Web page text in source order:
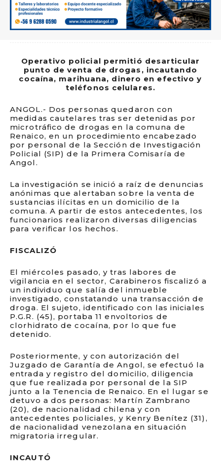
Operativo policial permitió desarticular
punto de venta de drogas, incautando
cocaína, marihuana, dinero en efectivo y
teléfonos celulares.
ANGOL.- Dos personas quedaron con
medidas cautelares tras ser detenidas por
microtráfico de drogas en la comuna de
Renaico, en un procedimiento encabezado
por personal de la Sección de Investigación
Policial (SIP) de la Primera Comisaría de
Angol.
La investigación se inició a raíz de denuncias
anónimas que alertaban sobre la venta de
sustancias ilícitas en un domicilio de la
comuna. A partir de estos antecedentes, los
funcionarios realizaron diversas diligencias
para verificar los hechos.
FISCALIZÓ
El miércoles pasado, y tras labores de
vigilancia en el sector, Carabineros fiscalizó a
un individuo que salía del inmueble
investigado, constatando una transacción de
droga. El sujeto, identificado con las iniciales
P.G.R. (45), portaba 11 envoltorios de
clorhidrato de cocaína, por lo que fue
detenido.
Posteriormente, y con autorización del
Juzgado de Garantía de Angol, se efectuó la
entrada y registro del domicilio, diligencia
que fue realizada por personal de la SIP
junto a la Tenencia de Renaico. En el lugar se
detuvo a dos personas: Martín Zambrano
(20), de nacionalidad chilena y con
antecedentes policiales, y Kenry Benítez (31),
de nacionalidad venezolana en situación
migratoria irregular.
INCAUTÓ